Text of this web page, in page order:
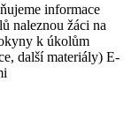
informace
naleznou žáci na
k úkolům
další materiály) E-